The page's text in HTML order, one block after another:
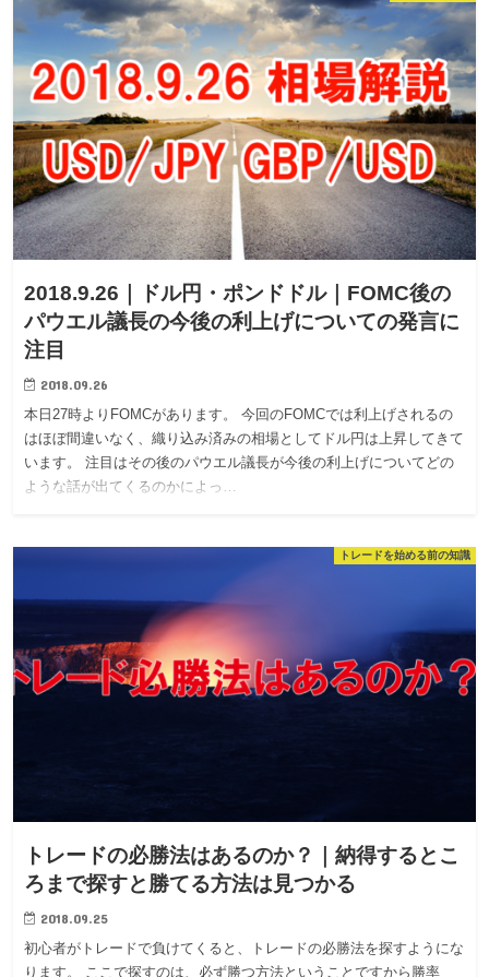
2018.9.26｜ドル円・ポンドドル｜FOMC後の
パウエル議長の今後の利上げについての発言に
注目
2018.09.26
本日27時よりFOMCがあります。 今回のFOMCでは利上げされるの
はほぼ間違いなく、織り込み済みの相場としてドル円は上昇してきて
います。 注目はその後のパウエル議長が今後の利上げについてどの
ような話が出てくるのかによっ…
トレードを始める前の知識
トレードの必勝法はあるのか？｜納得するとこ
ろまで探すと勝てる方法は見つかる
2018.09.25
初心者がトレードで負けてくると、トレードの必勝法を探すようにな
ります。 ここで探すのは、必ず勝つ方法ということですから勝率